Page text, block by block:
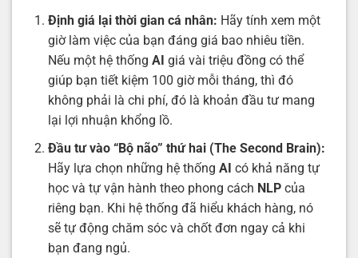
Định giá lại thời gian cá nhân: Hãy tính xem một
giờ làm việc của bạn đáng giá bao nhiêu tiền.
Nếu một hệ thống AI giá vài triệu đồng có thể
giúp bạn tiết kiệm 100 giờ mỗi tháng, thì đó
không phải là chi phí, đó là khoản đầu tư mang
lại lợi nhuận khổng lồ.
Đầu tư vào “Bộ não” thứ hai (The Second Brain):
Hãy lựa chọn những hệ thống AI có khả năng tự
học và tự vận hành theo phong cách NLPcủa
riêng bạn. Khi hệ thống đã hiểu khách hàng, nó
sẽ tự động chăm sóc và chốt đơn ngay cả khi
bạn đang ngủ.